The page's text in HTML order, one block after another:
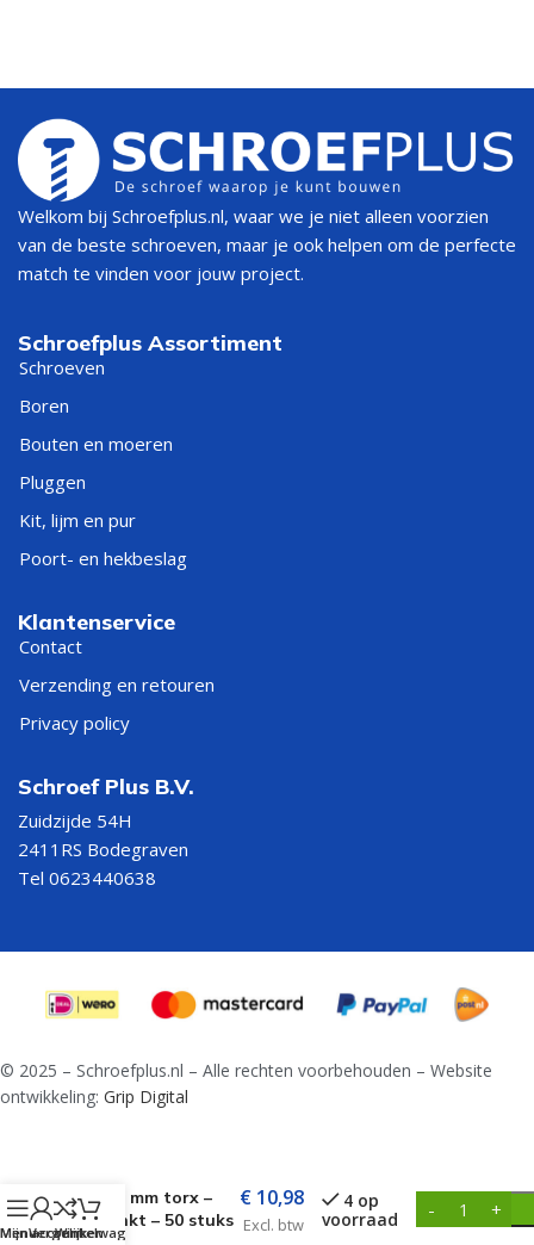
Welkom bij Schroefplus.nl, waar we je niet alleen voorzien
van de beste schroeven, maar je ook helpen om de perfecte
match te vinden voor jouw project.
Schroefplus Assortiment
Schroeven
Boren
Bouten en moeren
Pluggen
Kit, lijm en pur
Poort- en hekbeslag
Klantenservice
Contact
Verzending en retouren
Privacy policy
Schroef Plus B.V.
Zuidzijde 54H
2411RS Bodegraven
Tel 0623440638
© 2025 – Schroefplus.nl – Alle rechten voorbehouden – Website
ontwikkeling: Grip Digital
10×80 mm torx –
verzinkt – 50 stuks
€ 10,98
Excl. btw
4 op
voorraad
Menu
Mijn account
Vergelijken
Winkelwagen